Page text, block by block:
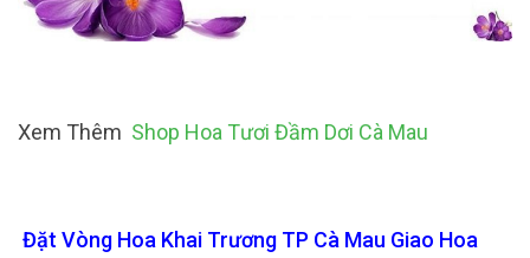
Xem Thêm Shop Hoa Tươi Đầm Dơi Cà Mau
Đặt Vòng Hoa Khai Trương TP Cà Mau Giao Hoa